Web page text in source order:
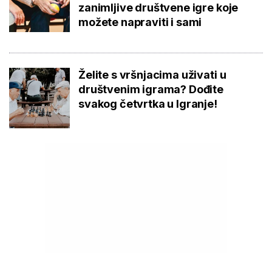
zanimljive društvene igre koje
možete napraviti i sami
Želite s vršnjacima uživati u
društvenim igrama? Dođite
svakog četvrtka u Igranje!